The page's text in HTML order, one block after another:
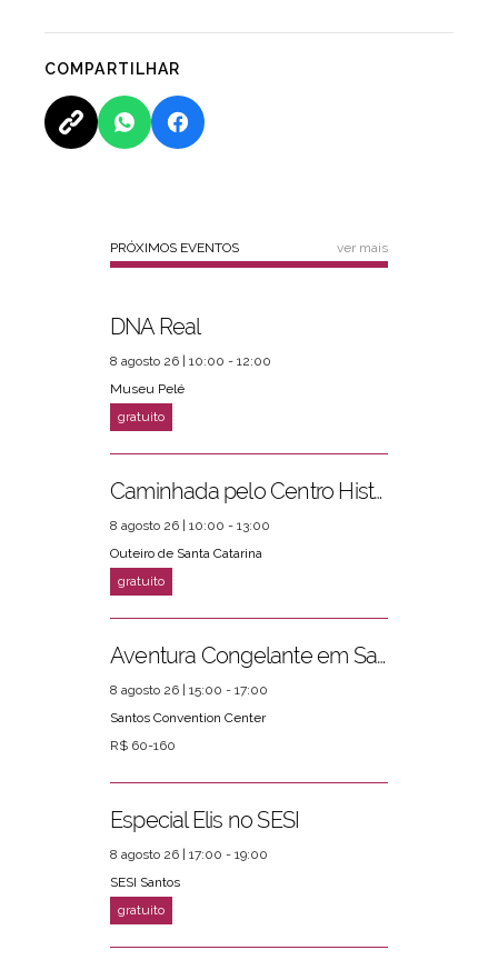
COMPARTILHAR
PRÓXIMOS EVENTOS ver mais
DNA Real
8 agosto 26 | 10:00 - 12:00
Museu Pelé
Caminhada pelo Centro Histórico
8 agosto 26 | 10:00 - 13:00
Outeiro de Santa Catarina
Aventura Congelante em Santos
8 agosto 26 | 15:00 - 17:00
Santos Convention Center
R$ 60-160
Especial Elis no SESI
8 agosto 26 | 17:00 - 19:00
SESI Santos